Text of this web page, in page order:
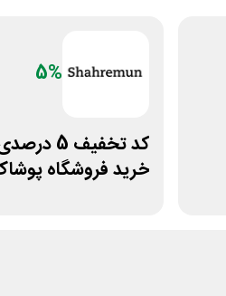
5%
کد تخفیف 5
خرید فروشگاه